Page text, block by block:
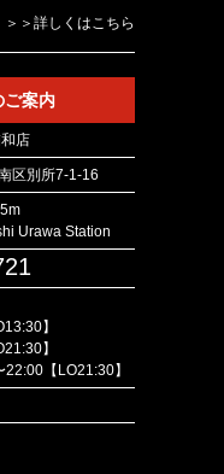
＞＞詳しくはこちら
ご案内
店
区別所7-1-16
Urawa Station
】
】
22:00【LO21:30】